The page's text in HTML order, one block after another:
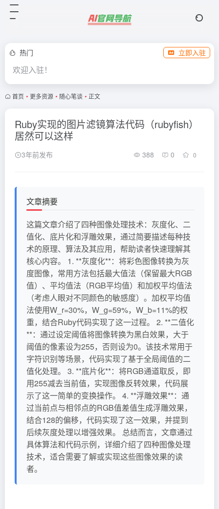
热门 立即入驻
欢迎入驻！
首页 • 更多资源 • 随心笔谈 • 正文
Ruby实现的图片滤镜算法代码（rubyfish）
居然可以这样
3年前发布 388 0 0
文章摘要
这篇文章介绍了四种图像处理技术：灰度化、二
值化、底片化和浮雕效果，通过简要描述每种技
术的原理、算法及其应用，帮助读者快速理解其
核心内容。 1. **灰度化**：将彩色图像转换为灰
度图像，常用方法包括最大值法（保留最大RGB
值）、平均值法（RGB平均值）和加权平均值法
（考虑人眼对不同颜色的敏感度）。加权平均值
法使用W_r=30%，W_g=59%，W_b=11%的权
重，结合Ruby代码实现了这一过程。 2. **二值化
**：通过设定阈值将图像转换为黑白效果，大于
阈值的像素设为255，否则设为0。该技术常用于
字符识别等场景，代码实现了基于全局阈值的二
值化处理。 3. **底片化**：将RGB通道取反，即
用255减去当前值，实现图像反转效果，代码展
示了这一简单的变换操作。 4. **浮雕效果**：通
过当前点与相邻点的RGB值差值生成浮雕效果，
结合128的偏移，代码实现了这一效果，并提到
后续灰度处理以增强效果。 总结而言，文章通过
具体算法和代码示例，详细介绍了四种图像处理
技术，适合需要了解或实现这些图像效果的读
者。